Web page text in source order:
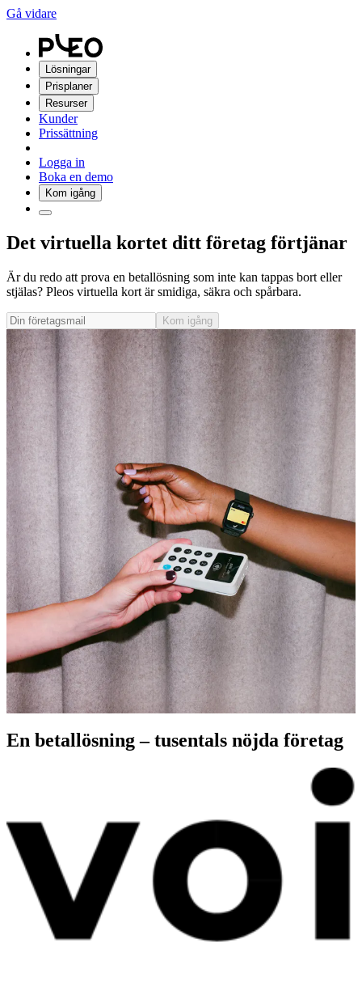
Gå vidare
Lösningar
Prisplaner
Resurser
Kunder
Prissättning
Logga in
Boka en demo
Kom igång
Det virtuella kortet ditt företag förtjänar
Är du redo att prova en betallösning som inte kan tappas bort eller
stjälas? Pleos virtuella kort är smidiga, säkra och spårbara.
Kom igång
En betallösning – tusentals nöjda företag